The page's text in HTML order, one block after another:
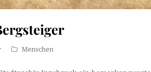
Menschen